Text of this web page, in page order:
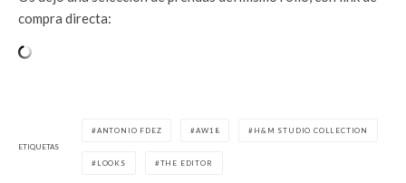
compra directa:
ETIQUETAS
ANTONIO FDEZ AW18 H&M STUDIO COLLECTION
LOOKS THE EDITOR